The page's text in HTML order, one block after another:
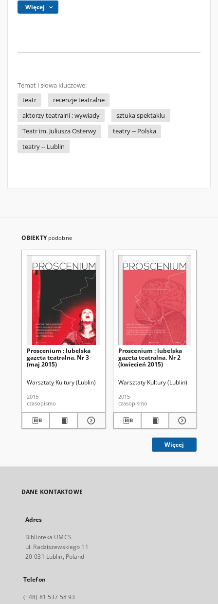
Więcej
Temat i słowa kluczowe:
teatr
recenzje teatralne
aktorzy teatralni ; wywiady
sztuka spektaklu
Teatr im. Juliusza Osterwy
teatry -- Polska
teatry -- Lublin
OBIEKTY podobne
Proscenium : lubelska
gazeta teatralna. Nr 3
(maj 2015)
Warsztaty Kultury (Lublin)
2015-
czasopismo
Proscenium : lubelska
gazeta teatralna. Nr 2
(kwiecień 2015)
Warsztaty Kultury (Lublin)
2015-
czasopismo
Więcej
DANE KONTAKTOWE
Adres
Biblioteka UMCS
ul. Radziszewskiego 11
20-031 Lublin, Poland
Telefon
(+48) 81 537 58 93